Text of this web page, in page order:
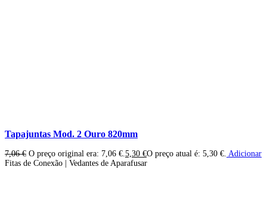
Tapajuntas Mod. 2 Ouro 820mm
7,06€ O preço original era: 7,06 €. 5,30 €O preço atual é: 5,30 €. Adicionar
Fitas de Conexão | Vedantes de Aparafusar